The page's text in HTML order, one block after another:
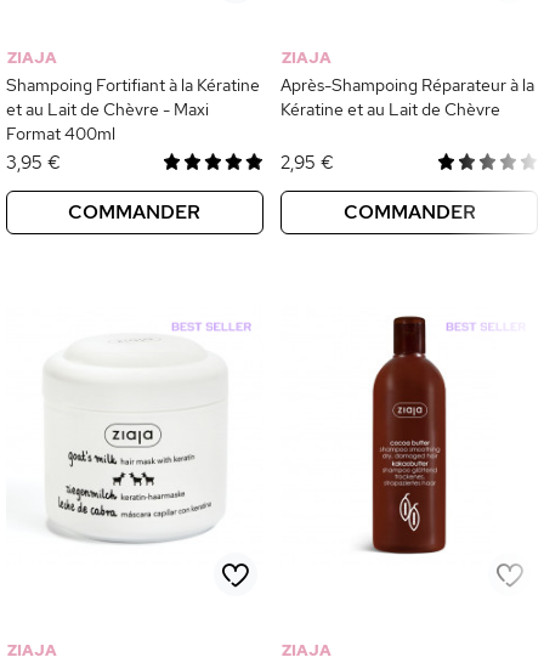
ZIAJA
Shampoing Fortifiant à la Kératine
et au Lait de Chèvre - Maxi
Format 400ml
3,95 €
COMMANDER
ZIAJA
Après-Shampoing Réparateur à la
Kératine et au Lait de Chèvre
2,95 €
COMMANDER
ZIAJA ZIAJA